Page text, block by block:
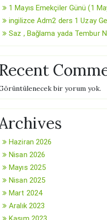
1 Mayıs Emekçiler Günü (1
ingilizce Adm2 ders 1 Uzay
Saz , Bağlama yada Tembur
Recent
bir yorum yok.
Haziran 2026
Nisan 2026
Mayıs 2025
Nisan 2025
Mart 2024
Aralık 2023